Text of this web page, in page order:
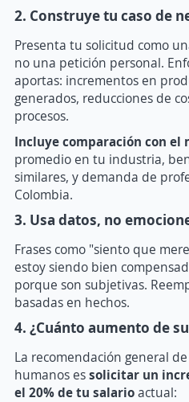
2. Construye tu caso de
Presenta tu solicitud como
no una petición personal.
aportas: incrementos en
generados, reducciones de
procesos.
Incluye comparación con el
promedio en tu industria,
similares, y demanda de
Colombia.
3. Usa datos, no
Frases como "siento que
estoy siendo bien
porque son subjetivas.
basadas en hechos.
4. ¿Cuánto aumento de
La recomendación general
humanos essolicitar un
el 20% de tu salarioactual: